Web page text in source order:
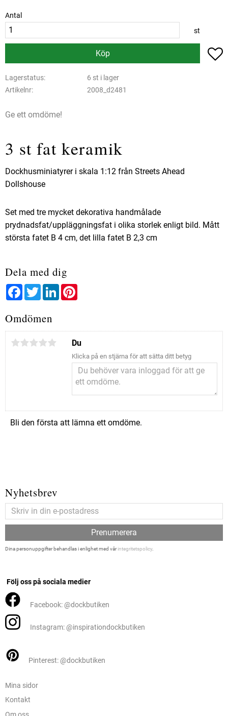
Antal
st
Köp
Lagerstatus
6 st i lager
Artikelnr
2008_d2481
Ge ett omdöme!
3 st fat keramik
Dockhusminiatyrer i skala 1:12 från Streets Ahead
Dollshouse
Set med tre mycket dekorativa handmålade
prydnadsfat/uppläggningsfat i olika storlek enligt bild. Mått
största fatet B 4 cm, det lilla fatet B 2,3 cm
Dela med dig
FacebookTwitterLinkedIn
Omdömen
Du
Klicka på en stjärna för att sätta ditt betyg
Bli den första att lämna ett omdöme.
Nyhetsbrev
Prenumerera
Dina personuppgifter behandlas i enlighet med vårintegritetspolicy.
Följ oss på sociala medier
Facebook: @dockbutiken
Instagram: @inspirationdockbutiken
Pinterest: @dockbutiken
Mina sidor
Kontakt